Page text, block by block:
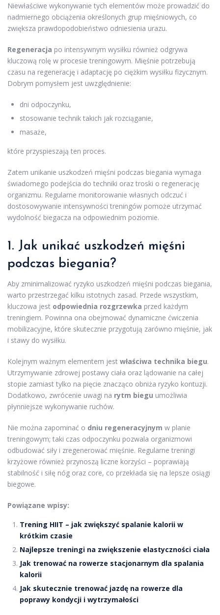
Niewłaściwe wykonywanie tych elementów może prowadzić do
nadmiernego obciążenia określonych grup mięśniowych, co
zwiększa prawdopodobieństwo odniesienia urazu.
Regeneracja po intensywnym wysiłku również odgrywa
kluczową rolę w procesie treningowym. Mięśnie potrzebują
czasu na regenerację i adaptację po ciężkim wysiłku fizycznym.
Dobrym pomysłem jest uwzględnienie:
dni odpoczynku,
stosowanie technik takich jak rozciąganie,
masaże,
które przyspieszają ten proces.
Zatem unikanie uszkodzeń mięśni podczas biegania wymaga
świadomego podejścia do techniki oraz troski o regenerację
organizmu. Regularne monitorowanie własnych odczuć i
dostosowywanie intensywności treningów pomoże utrzymać
wydolność biegacza na odpowiednim poziomie.
1. Jak unikać uszkodzeń mięśni
podczas biegania?
Aby zminimalizować ryzyko uszkodzeń mięśni podczas biegania,
warto przestrzegać kilku istotnych zasad. Przede wszystkim,
kluczowa jest odpowiednia rozgrzewka przed każdym
treningiem. Powinna ona obejmować dynamiczne ćwiczenia
mobilizacyjne, które skutecznie przygotują zarówno mięśnie, jak
i stawy do wysiłku.
Kolejnym ważnym elementem jest właściwa technika biegu.
Utrzymywanie zdrowej postawy ciała oraz lądowanie na całej
stopie zamiast tylko na pięcie znacząco obniża ryzyko kontuzji.
Dodatkowo, zwrócenie uwagi na rytm biegu umożliwia
płynniejsze wykonywanie ruchów.
Nie można zapominać o dniu regeneracyjnym w planie
treningowym; taki czas odpoczynku pozwala organizmowi
odbudować siły i zregenerować mięśnie. Regularne treningi
krzyżowe również przynoszą liczne korzyści – poprawiają
stabilność i siłę nóg oraz core, co przekłada się na lepsze osiągi
biegowe.
Powiązane wpisy:
Trening HIIT – jak zwiększyć spalanie kalorii w
krótkim czasie
Najlepsze treningi na zwiększenie elastyczności ciała
Jak trenować na rowerze stacjonarnym dla spalania
kalorii
Jak skutecznie trenować jazdę na rowerze dla
poprawy kondycji i wytrzymałości